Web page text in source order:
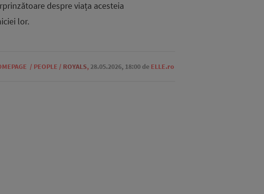
despre viața acesteia
lor.
/ PEOPLE / ROYALS, 28.05.2026, 18:00 de ELLE.ro